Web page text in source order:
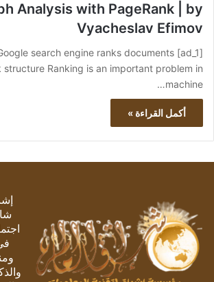
Analysis with PageRank | by
Vyacheslav Efimov
Google search engine ranks documents
structure Ranking is an important problem in
machine…
أكمل القراءة »